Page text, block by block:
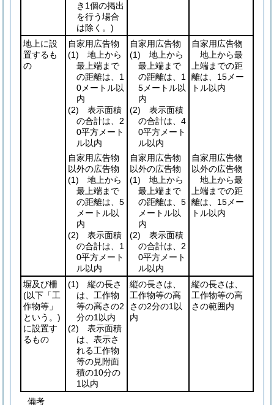
き1個の掲出
を行う場合
は除く。)
地上に設
置するも
の
自家用広告物
(1) 地上から
最上端まで
の距離は、1
0メートル以
内
(2) 表示面積
の合計は、2
0平方メート
ル以内
自家用広告物
(1) 地上から
最上端まで
の距離は、1
5メートル以
内
(2) 表示面積
の合計は、4
0平方メート
ル以内
自家用広告物
地上から最
上端までの距
離は、15メー
トル以内
自家用広告物
以外の広告物
(1) 地上から
最上端まで
の距離は、5
メートル以
内
(2) 表示面積
の合計は、1
0平方メート
ル以内
自家用広告物
以外の広告物
(1) 地上から
最上端まで
の距離は、5
メートル以
内
(2) 表示面積
の合計は、2
0平方メート
ル以内
自家用広告物
以外の広告物
地上から最
上端までの距
離は、15メー
トル以内
塀及び柵
(以下「工
作物等」
という。)
に設置す
るもの
(1) 縦の長さ
は、工作物
等の高さの2
分の1以内
(2) 表示面積
は、表示さ
れる工作物
等の見附面
積の10分の
1以内
縦の長さは、
工作物等の高
さの2分の1以
内
縦の長さは、
工作物等の高
さの範囲内
備考